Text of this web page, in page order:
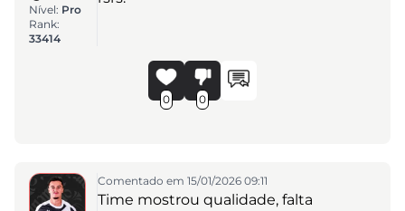
Nível: Pro
Rank:
33414
0 0
Comentado em 15/01/2026 09:11
Time mostrou qualidade, falta